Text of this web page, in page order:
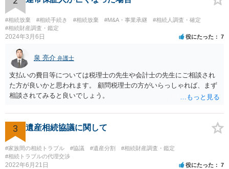
し、お姉さんに見られたくないような資料がある場合、「非開示の希
望に関する申出書」と共に提出することも考えられます。 ご質問：書
いた方が良い事と書かない方が良い事 回答： お姉さんが申立書の「申
立ての趣旨」のところに書いている遺産の分け方に対して意見があれ
ば、まずそれを書くとよいです。 次に「申立ての理由」のところに、
なぜ調停を申し立てたのか(例えば、あかささんと話合いが出来ない／
決裂した、など)や亡くなった方・あかささん・お姉さん間の事情やい
きさつなどが書かれていると思うので、あかささんから見てそれは違
うと感じるところは、どのように違うのか、など書くとよいです。 そ
の他、お姉さんの申立書には書かれていないけど、どのように遺産を
った等)、それも書くとよいです。 書かない方が良いと思うことは、遺
産分割に関係ない(と思われる)いきさつを沢山盛り込むことだと考えま
す(あくまで遺産分割に関係することに留める方が、裁判所や調停委員
の方に事情を理解してもらいやすいと思います)。
#相続放棄 #相続手続き #相続放棄 #M&A・事業承継
#相続人調査・確定
#相続財産調査・鑑定
2024年3月6日 役にたった 7
泉 亮介 弁護士
支払いの費目等については税理士の先生や会計士の先生にご相談され
た方が良いかと思われます。 顧問税理士の方がいらっしゃれば、まず
相談されてみると良いでしょう。
3 遺産相続協議に関して
#家族間の相続トラブル #協議 #遺産分割
#相続財産調査・鑑定
#相続トラブルの代理交渉
2022年6月21日 役にたった 7